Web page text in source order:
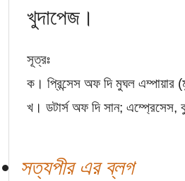
খুদাপেজ।
সূত্রঃ
ক। প্রিন্সেস অফ দি মুঘল এম্পায়ার
খ। ডটার্স অফ দি সান; এম্প্রেসেস,
সত্যপীর এর ব্লগ